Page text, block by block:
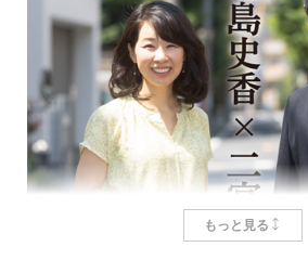
る。―』は作家の二宮敦人さんが、
りの男の子の成長の様子を「親の欲
察したい」とあまさず記録したエ
いうはじめて出会う生命体は向き合
ず、ページをめくってもめくって
う」が続いて終わる気配がない。
然とする二宮さんの様子には、育て
もっと見る